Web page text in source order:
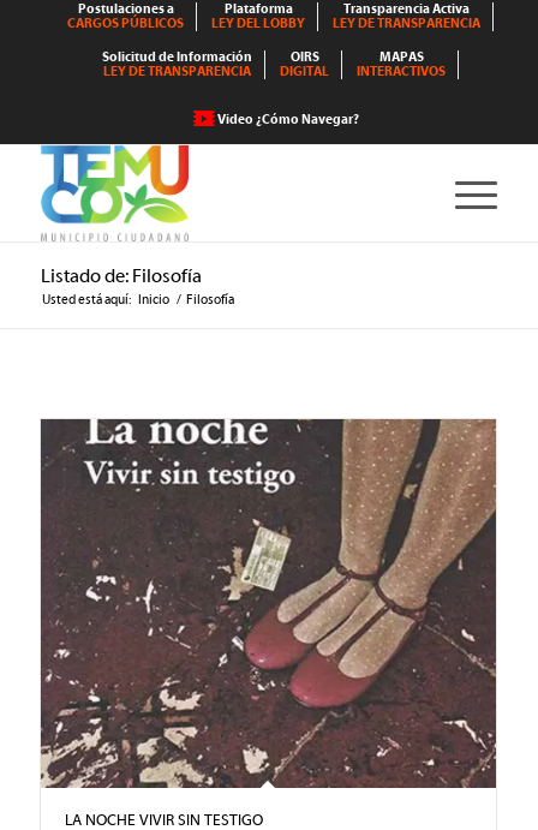
Postulaciones a
CARGOS PÚBLICOS
Plataforma
LEY DEL LOBBY
Transparencia Activa
LEY DE TRANSPARENCIA
Solicitud de Información
LEY DE TRANSPARENCIA
OIRS
DIGITAL
MAPAS
INTERACTIVOS
Video ¿Cómo Navegar?
Listado de: Filosofía
Usted está aquí: Inicio / Filosofía
LA NOCHE VIVIR SIN TESTIGO